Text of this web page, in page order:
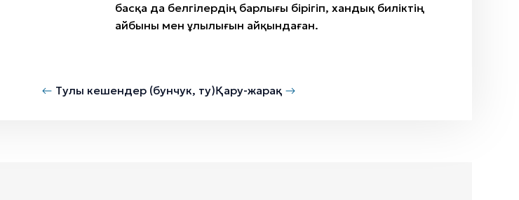
басқа да белгілердің барлығы бірігіп, хандық биліктің
айбыны мен ұлылығын айқындаған.
Тулы кешендер (бунчук, ту)Қару-жарақ